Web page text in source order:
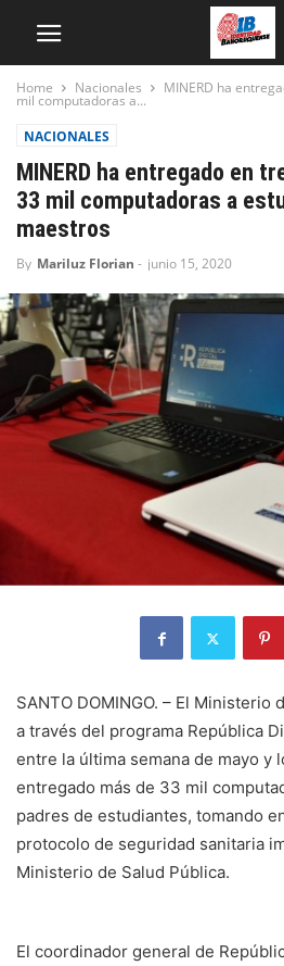
Home Nacionales MINERD ha
mil computadoras a...
NACIONALES
MINERD ha entregado en
33 mil computadoras a
maestros
By Mariluz Florian - junio 15, 2020
SANTO DOMINGO. – El Ministerio
a través del programa República
entre la última semana de mayo y
entregado más de 33 mil
padres de estudiantes, tomando
protocolo de seguridad sanitaria
Ministerio de Salud Pública.
El coordinador general de